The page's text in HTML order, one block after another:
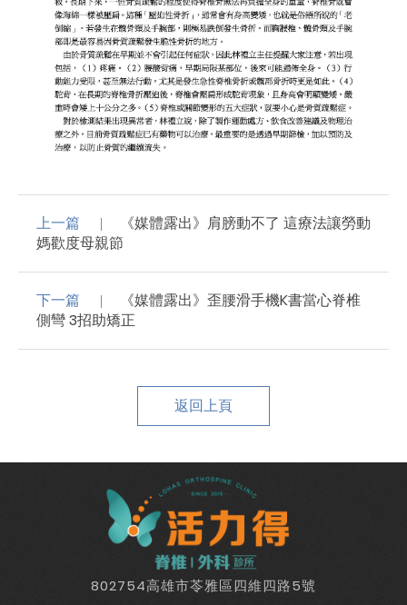
上一篇
《媒體露出》肩膀動不了 這療法讓勞動
媽歡度母親節
下一篇
《媒體露出》歪腰滑手機K書當心脊椎
側彎 3招助矯正
返回上頁
802754高雄市苓雅區四維四路5號